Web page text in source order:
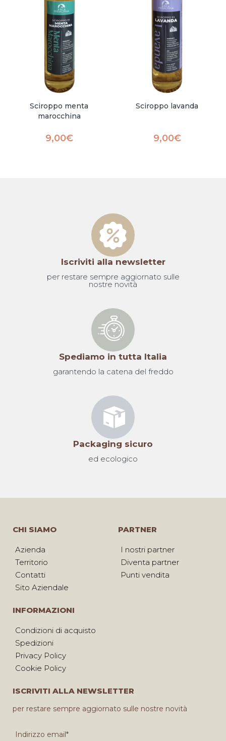
Sciroppo menta
marocchina
9,00€
Sciroppo lavanda
9,00€
Iscriviti alla newsletter
per restare sempre aggiornato sulle
nostre novità
Spediamo in tutta Italia
garantendo la catena del freddo
Packaging sicuro
ed ecologico
CHI SIAMO
Azienda
Territorio
Contatti
Sito Aziendale
PARTNER
I nostri partner
Diventa partner
Punti vendita
INFORMAZIONI
Condizioni di acquisto
Spedizioni
Privacy Policy
Cookie Policy
ISCRIVITI ALLA NEWSLETTER
per restare sempre aggiornato sulle nostre novità
Indirizzo email*